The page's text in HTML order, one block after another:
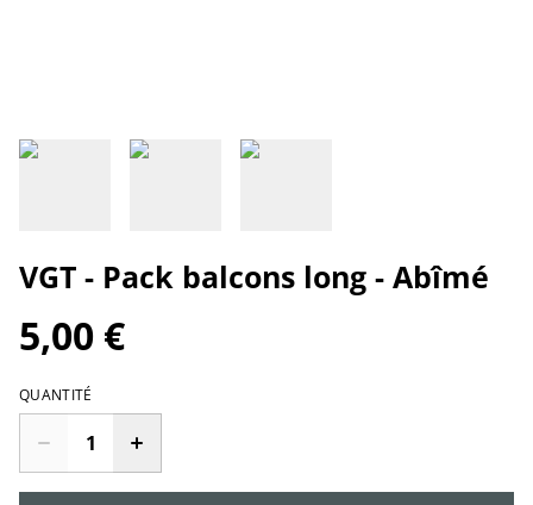
VGT - Pack balcons long - Abîmé
5,00 €
QUANTITÉ